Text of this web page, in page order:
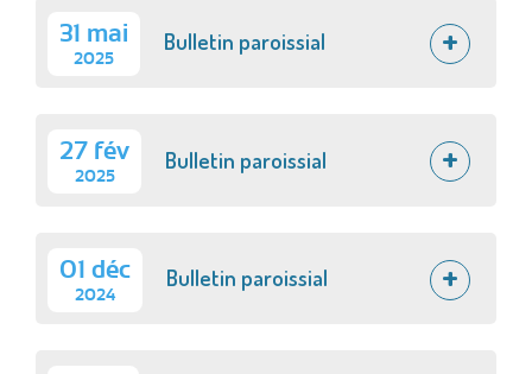
31 mai
2025
Bulletin paroissial
27 fév
2025
Bulletin paroissial
01 déc
2024
Bulletin paroissial